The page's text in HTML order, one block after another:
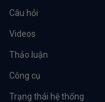
Câu hỏi
Videos
Thảo luận
Công cụ
Trạng thái hệ thống